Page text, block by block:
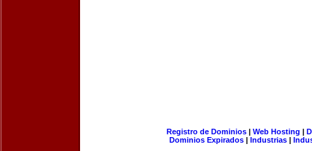
Registro de Dominios| Web Hosting |
Dominios Expirados | Industrias |